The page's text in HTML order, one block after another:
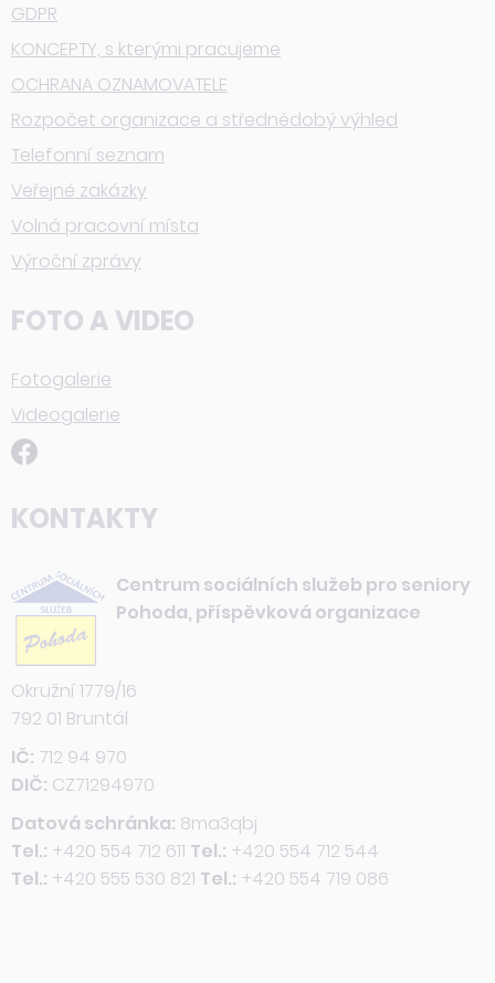
GDPR
KONCEPTY, s kterými pracujeme
OCHRANA OZNAMOVATELE
Rozpočet organizace a střednědobý výhled
Telefonní seznam
Veřejné zakázky
Volná pracovní místa
Výroční zprávy
FOTO A VIDEO
Fotogalerie
Videogalerie
KONTAKTY
Centrum sociálních služeb pro seniory
Pohoda, příspěvková organizace
Okružní 1779/16
792 01 Bruntál
IČ: 712 94 970
DIČ: CZ71294970
Datová schránka: 8ma3qbj
Tel.: +420 554 712 611 Tel.: +420 554 712 544
Tel.: +420 555 530 821 Tel.: +420 554 719 086